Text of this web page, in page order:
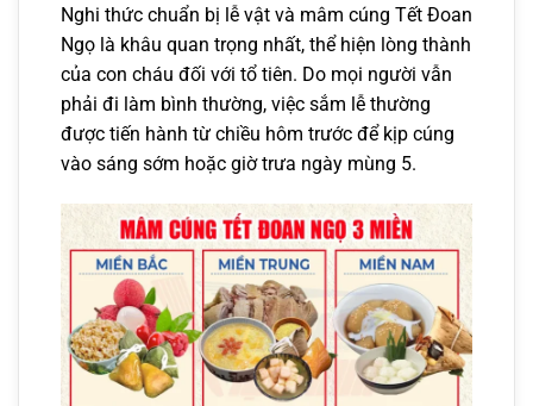
Nghi thức chuẩn bị lễ vật và mâm cúng Tết Đoan
Ngọ là khâu quan trọng nhất, thể hiện lòng thành
của con cháu đối với tổ tiên. Do mọi người vẫn
phải đi làm bình thường, việc sắm lễ thường
được tiến hành từ chiều hôm trước để kịp cúng
vào sáng sớm hoặc giờ trưa ngày mùng 5.